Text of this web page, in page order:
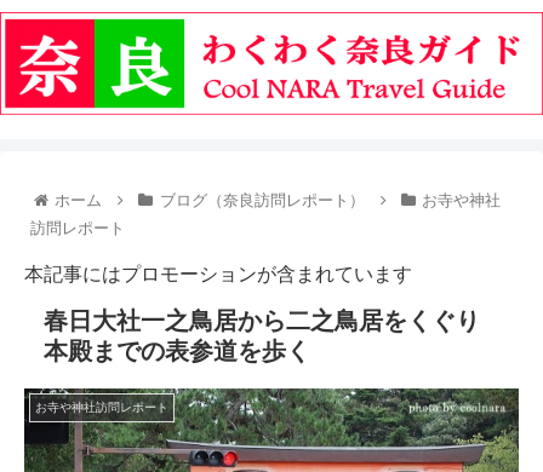
ホーム ブログ（奈良訪問レポート）
お寺や神社
訪問レポート
本記事にはプロモーションが含まれています
春日大社一之鳥居から二之鳥居をくぐり
本殿までの表参道を歩く
お寺や神社訪問レポート